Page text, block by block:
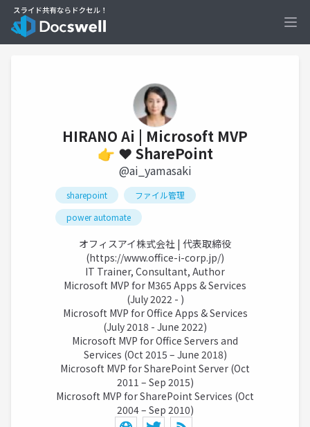
HIRANO Ai | Microsoft MVP
👉 ❤️ SharePoint
@ai_yamasaki
sharepoint
ファイル管理
power automate
オフィスアイ株式会社 | 代表取締役
(https://www.office-i-corp.jp/)
IT Trainer, Consultant, Author
Microsoft MVP for M365 Apps & Services
(July 2022 - )
Microsoft MVP for Office Apps & Services
(July 2018 - June 2022)
Microsoft MVP for Office Servers and
Services (Oct 2015 – June 2018)
Microsoft MVP for SharePoint Server (Oct
2011 – Sep 2015)
Microsoft MVP for SharePoint Services (Oct
2004 – Sep 2010)